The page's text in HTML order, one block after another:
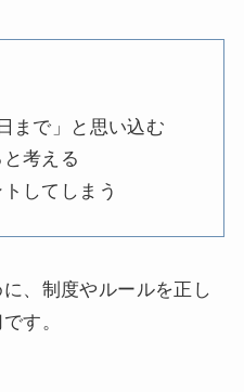
まで」と思い込む
考える
してしまう
、制度やルールを正し
す。